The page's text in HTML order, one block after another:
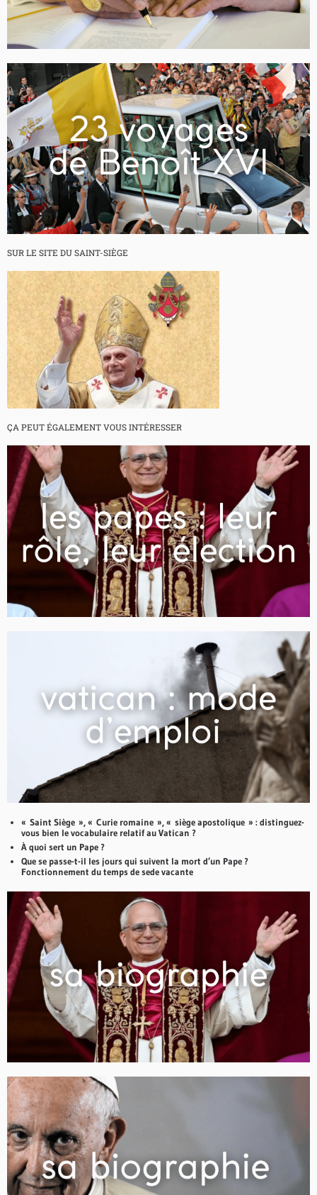
SUR LE SITE DU SAINT-SIÈGE
ÇA PEUT ÉGALEMENT VOUS INTÉRESSER
« Saint Siège », « Curie romaine », « siège apostolique » : distinguez-
vous bien le vocabulaire relatif au Vatican ?
À quoi sert un Pape ?
Que se passe-t-il les jours qui suivent la mort d’un Pape ?
Fonctionnement du temps de sede vacante